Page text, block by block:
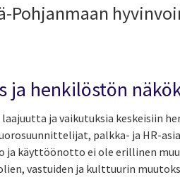
Pohjanmaan
ja henkilöstön
ja vaikutuksia keskeisiin
palkka- ja HR-
käyttöönotto ei ole erillinen
vastuiden ja kulttuurin